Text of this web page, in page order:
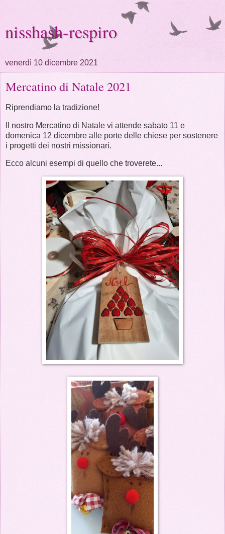
nisshash-respiro
venerdì 10 dicembre 2021
Mercatino di Natale 2021
Riprendiamo la tradizione!
Il nostro Mercatino di Natale vi attende sabato 11 e
domenica 12 dicembre alle porte delle chiese per sostenere
i progetti dei nostri missionari.
Ecco alcuni esempi di quello che troverete...